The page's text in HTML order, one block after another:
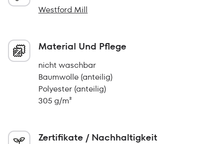
Westford Mill
Material Und Pflege
nicht waschbar
Baumwolle (anteilig)
Polyester (anteilig)
305 g/m²
Zertifikate / Nachhaltigkeit